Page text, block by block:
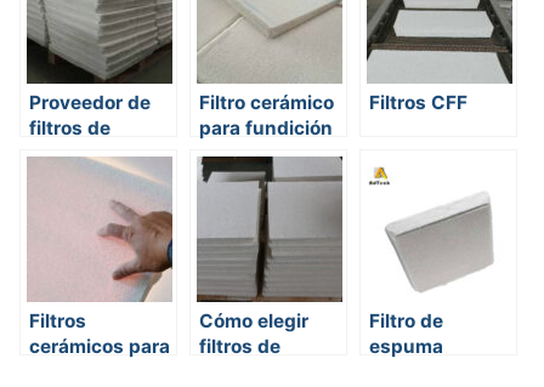
Proveedor de
filtros de
espuma
Filtro cerámico
para fundición
Filtros CFF
Filtros
cerámicos para
Cómo elegir
filtros de
Filtro de
espuma